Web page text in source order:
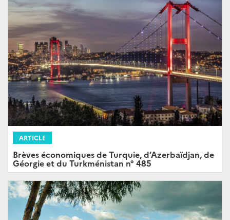
ARTICLE
Brèves économiques de Turquie, d’Azerbaïdjan, de
Géorgie et du Turkménistan n° 485